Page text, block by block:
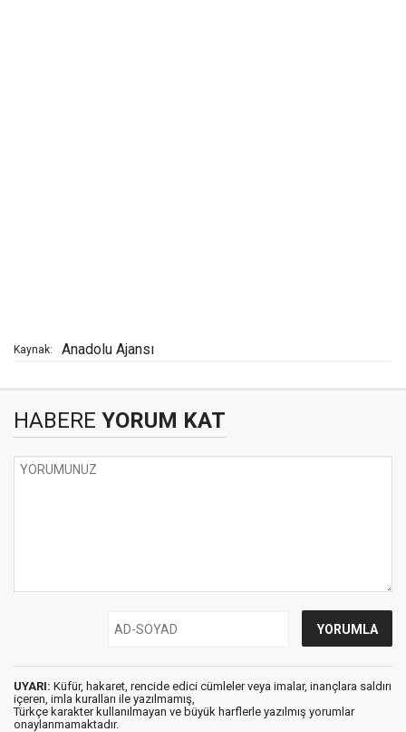
Kaynak: Anadolu Ajansı
HABERE YORUM KAT
UYARI: Küfür, hakaret, rencide edici cümleler veya imalar, inançlara saldırı
içeren, imla kuralları ile yazılmamış,
Türkçe karakter kullanılmayan ve büyük harflerle yazılmış yorumlar
onaylanmamaktadır.